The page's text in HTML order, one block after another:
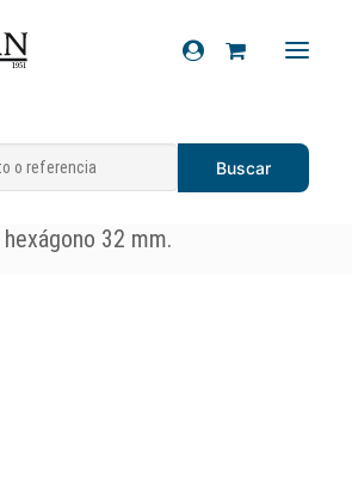
» Chasis
Calcas
escudos)»Escudo
32 mm.